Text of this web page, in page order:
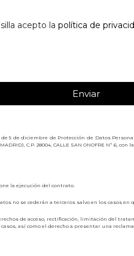
acepto la política de
5 de diciembre de Protección de Datos
C.P. 28004, CALLE SAN ONOFRE Nº 6,
la ejecución del contrato.
no se cederán a terceros salvo en los casos en
de acceso, rectificación, limitación del
así como el derecho a presentar una